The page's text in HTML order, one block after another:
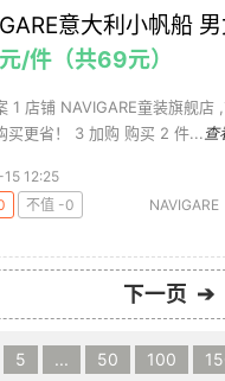
意大利小帆船
/件（共69元）
1 店铺 NAVIGARE童装旗舰
买更省！ 3 加购 购买 2 件... 查
12:25
不值 -0
NAVIGARE
下一页 ➔
5 ... 50 100